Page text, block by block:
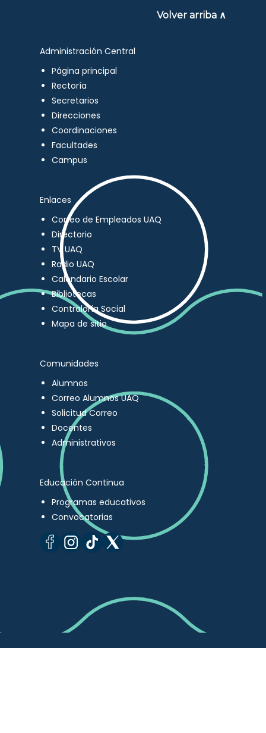
Volver arriba ∧
Administración Central
Página principal
Rectoría
Secretarios
Direcciones
Coordinaciones
Facultades
Campus
Enlaces
Correo de Empleados UAQ
Directorio
TV UAQ
Radio UAQ
Calendario Escolar
Bibliotecas
Contraloría Social
Mapa de sitio
Comunidades
Alumnos
Correo Alumnos UAQ
Solicitud Correo
Docentes
Administrativos
Educación Continua
Programas educativos
Convocatorias